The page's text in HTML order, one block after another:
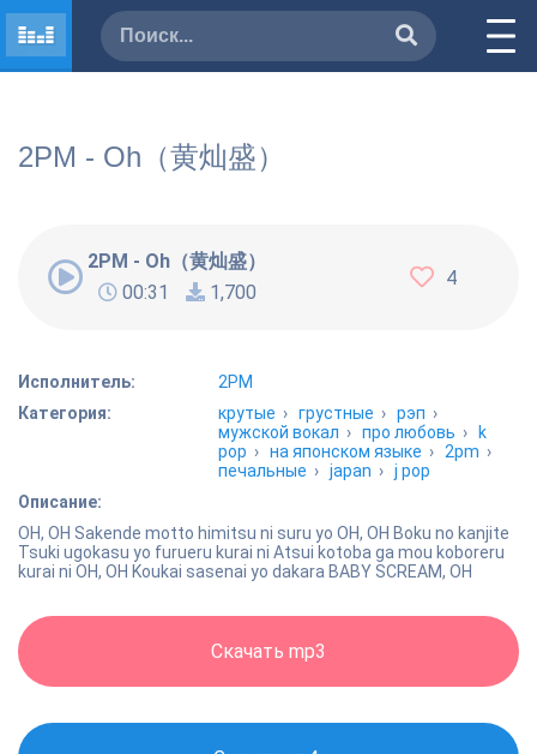
2PM - Oh（黄灿盛）
2PM - Oh（黄灿盛）
00:31
1,700
4
Исполнитель:
2PM
Категория:
крутые ›грустные ›рэп ›
мужской вокал ›про любовь ›
k
pop ›на японском языке › 2pm ›
печальные ›japan ›j pop
Описание:
OH, OH Sakende motto himitsu ni suru yo OH, OH Boku no kanjite
Tsuki ugokasu yo furueru kurai ni Atsui kotoba ga mou koboreru
kurai ni OH, OH Koukai sasenai yo dakara BABY SCREAM, OH
Скачать mp3